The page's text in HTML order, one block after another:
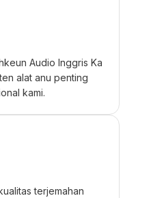
Audio Inggris Ka
alat anu penting
kami.
terjemahan